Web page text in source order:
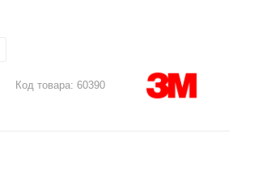
Код товара: 60390